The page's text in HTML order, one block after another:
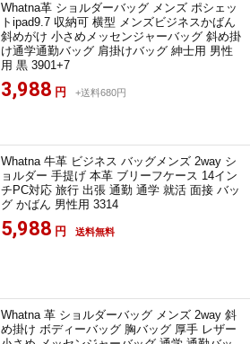
Whatna革 ショルダーバッグ メンズ ポシェッ
トipad9.7 収納可 横型 メンズビジネスかばん
斜めがけ 小さめメッセンジャーバッグ 斜め掛
け通学通勤バッグ 肩掛けバッグ 紳士用 男性
用 黒 3901+7
3,988 円 +送料680円
Whatna 牛革 ビジネス バッグメンズ 2way シ
ョルダー 手提げ 本革 ブリーフケース 14イン
チPC対応 旅行 出張 通勤 通学 就活 面接 バッ
グ かばん 男性用 3314
5,988 円 送料無料
Whatna 革 ショルダーバッグ メンズ 2way 斜
め掛け ボディーバッグ 胸バッグ 厚手 レザー